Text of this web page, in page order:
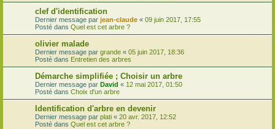
clef d'identification
Dernier message par jean-claude « 09 juin 2017, 17:55
Posté dans Quel est cet arbre ?
olivier malade
Dernier message par grande « 05 juin 2017, 18:36
Posté dans Entretien des arbres
Démarche simplifiée ; Choisir un arbre
Dernier message par David « 12 mai 2017, 01:50
Posté dans Choix d'un arbre
Identification d'arbre en devenir
Dernier message par plati « 20 avr. 2017, 12:52
Posté dans Quel est cet arbre ?